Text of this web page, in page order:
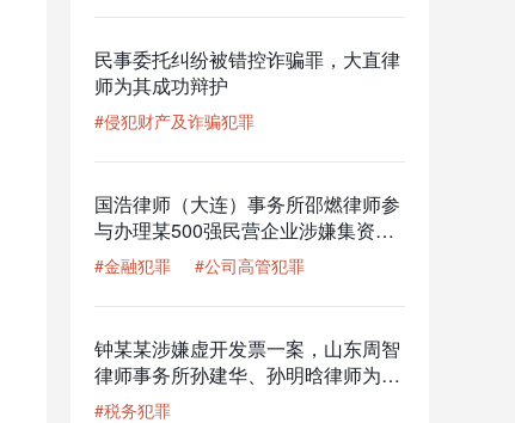
民事委托纠纷被错控诈骗罪，大直律
师为其成功辩护
#侵犯财产及诈骗犯罪
国浩律师（大连）事务所邵燃律师参
与办理某500强民营企业涉嫌集资诈
骗罪案
#金融犯罪 #公司高管犯罪
钟某某涉嫌虚开发票一案，山东周智
律师事务所孙建华、孙明晗律师为其
辩护，获撤回移送审查起诉的结果
#税务犯罪